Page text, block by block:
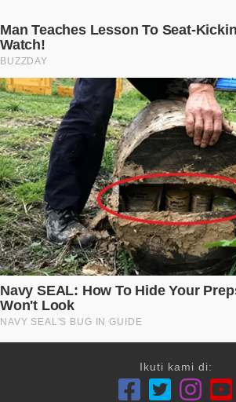
Ikuti kami di: